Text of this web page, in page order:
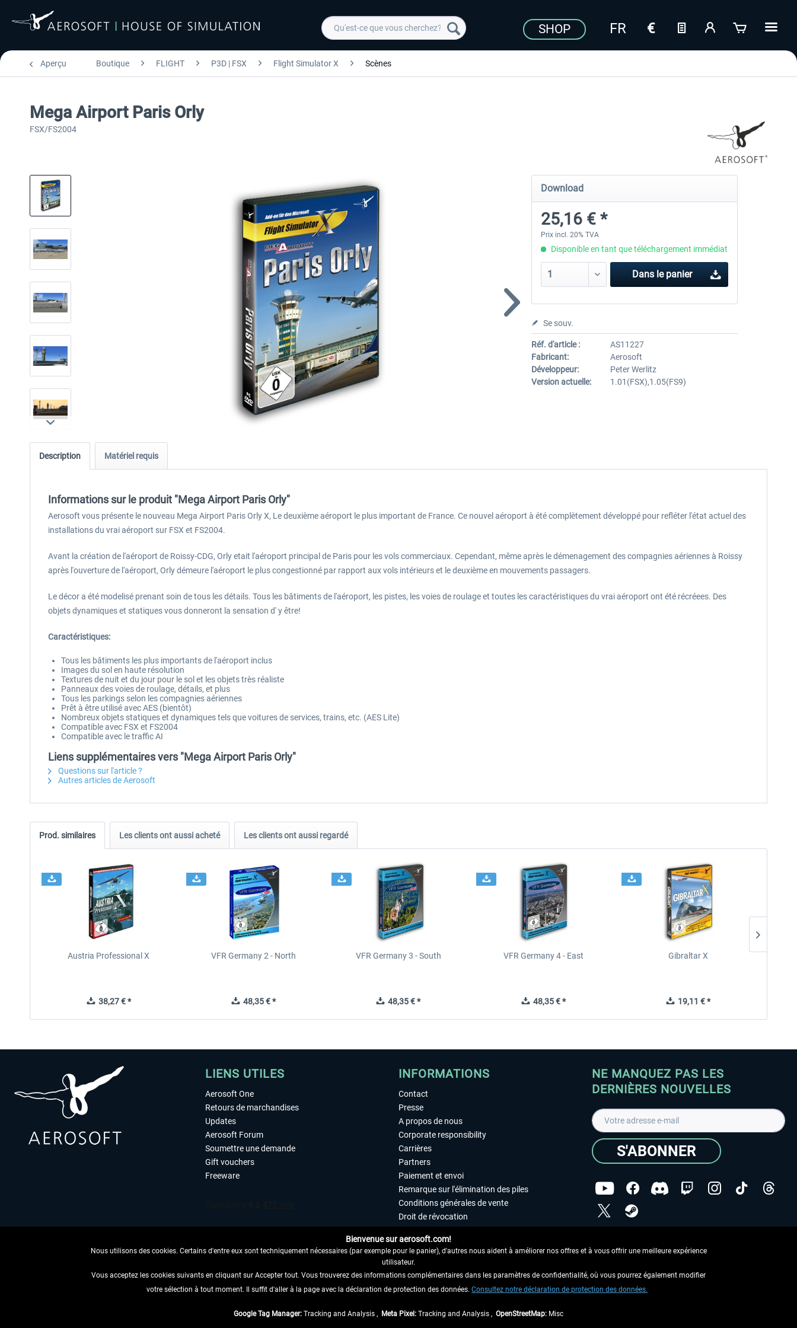
SHOP
Aperçu Boutique FLIGHT P3D | FSX Flight Simulator X Scènes
Mega Airport Paris Orly
FSX/FS2004
Download
25,16 € *
Prix incl. 20% TVA
Disponible en tant que téléchargement immédiat
Dans le panier
Se souv.
Réf. d'article :
AS11227
Fabricant:
Aerosoft
Développeur:
Peter Werlitz
Version actuelle:
1.01(FSX),1.05(FS9)
Description Matériel requis
Informations sur le produit "Mega Airport Paris Orly"
Aerosoft vous présente le nouveau Mega Airport Paris Orly X, Le deuxième aéroport le plus important de France. Ce nouvel aéroport à été complètement développé pour refléter l'état actuel des
installations du vrai aéroport sur FSX et FS2004.
Avant la création de l'aéroport de Roissy-CDG, Orly etait l'aéroport principal de Paris pour les vols commerciaux. Cependant, même après le démenagement des compagnies aériennes à Roissy
après l'ouverture de l'aéroport, Orly démeure l'aéroport le plus congestionné par rapport aux vols intérieurs et le deuxième en mouvements passagers.
Le décor a été modelisé prenant soin de tous les détails. Tous les bâtiments de l'aéroport, les pistes, les voies de roulage et toutes les caractéristiques du vrai aéroport ont été récréees. Des
objets dynamiques et statiques vous donneront la sensation d' y être!
Caractéristiques:
Tous les bâtiments les plus importants de l'aéroport inclus
Images du sol en haute résolution
Textures de nuit et du jour pour le sol et les objets très réaliste
Panneaux des voies de roulage, détails, et plus
Tous les parkings selon les compagnies aériennes
Prêt à être utilisé avec AES (bientôt)
Nombreux objets statiques et dynamiques tels que voitures de services, trains, etc. (AES Lite)
Compatible avec FSX et FS2004
Compatible avec le traffic AI
Liens supplémentaires vers "Mega Airport Paris Orly"
Questions sur l'article ?
Autres articles de Aerosoft
Prod. similaires Les clients ont aussi acheté Les clients ont aussi regardé
Austria Professional X
38,27 € *
VFR Germany 2 - North
48,35 € *
VFR Germany 3 - South
48,35 € *
VFR Germany 4 - East
48,35 € *
Gibraltar X
19,11 € *
LIENS UTILES
Aerosoft One
Retours de marchandises
Updates
Aerosoft Forum
Soumettre une demande
Gift vouchers
Freeware
RENONCER AU CONTRAT ICI
INFORMATIONS
Contact
Presse
A propos de nous
Corporate responsibility
Carrières
Partners
Paiement et envoi
Remarque sur l'élimination des piles
Conditions générales de vente
Droit de révocation
Accessibilité
Mentions légales
NE MANQUEZ PAS LES
DERNIÈRES NOUVELLES
S'ABONNER
Copyright © Aerosoft GmbH - Tous droits réservés
Bienvenue sur aerosoft.com!
Nous utilisons des cookies. Certains d'entre eux sont techniquement nécessaires (par exemple pour le panier), d'autres nous aident à améliorer nos offres et à vous offrir une meilleure expérience
utilisateur.
Vous acceptez les cookies suivants en cliquant sur Accepter tout. Vous trouverez des informations complémentaires dans les paramètres de confidentialité, où vous pourrez également modifier
votre sélection à tout moment. Il suffit d'aller à la page avec la déclaration de protection des données. Consultez notre déclaration de protection des données.
Google Tag Manager: Tracking and Analysis , Meta Pixel: Tracking and Analysis , OpenStreetMap: Misc